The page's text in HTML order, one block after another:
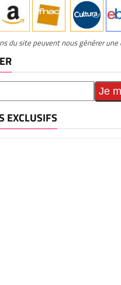
du site peuvent nous générer
EXCLUSIFS